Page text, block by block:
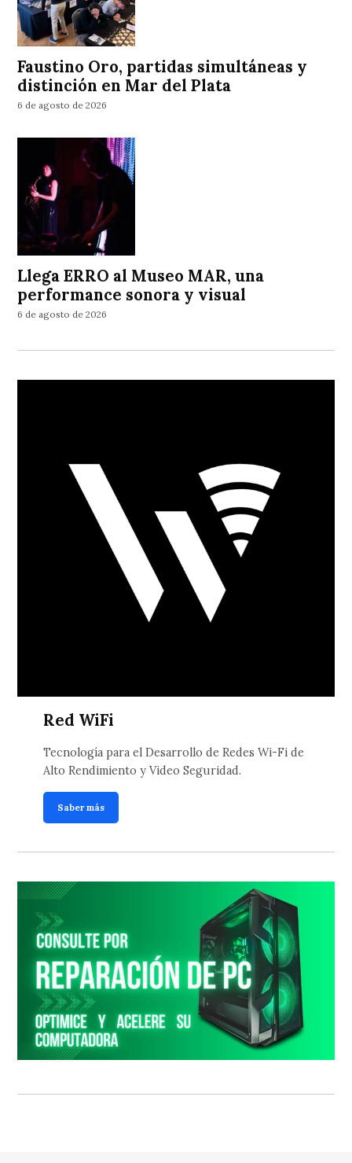
Faustino Oro, partidas simultáneas y
distinción en Mar del Plata
6 de agosto de 2026
Llega ERRO al Museo MAR, una
performance sonora y visual
6 de agosto de 2026
Red WiFi
Tecnología para el Desarrollo de Redes Wi-Fi de
Alto Rendimiento y Video Seguridad.
Saber más